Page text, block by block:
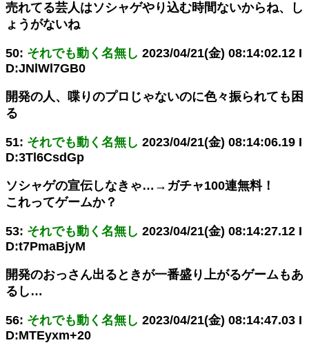
売れてる芸人はソシャゲやり込む時間ないからね、し
ょうがないね
50: それでも動く名無し 2023/04/21(金) 08:14:02.12 I
D:JNlWl7GB0
開発の人、喋りのプロじゃないのに色々振られても困
る
51: それでも動く名無し 2023/04/21(金) 08:14:06.19 I
D:3Tl6CsdGp
ソシャゲの宣伝しなきゃ…→ガチャ100連無料！
これってゲームか？
53: それでも動く名無し 2023/04/21(金) 08:14:27.12 I
D:t7PmaBjyM
開発のおっさん出るときが一番盛り上がるゲームもあ
るし…
56: それでも動く名無し 2023/04/21(金) 08:14:47.03 I
D:MTEyxm+20